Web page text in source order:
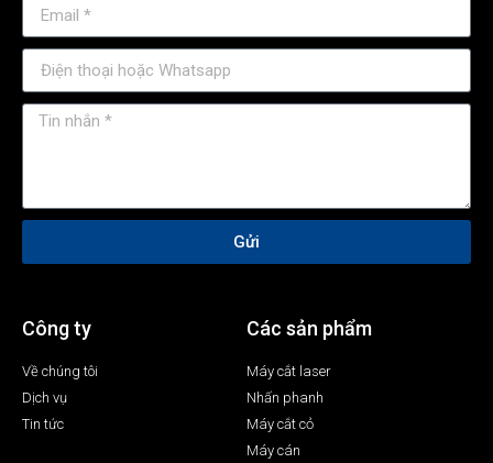
Gửi
Công ty
Về chúng tôi
Dịch vụ
Tin tức
Các sản phẩm
Máy cắt laser
Nhấn phanh
Máy cắt cỏ
Máy cán